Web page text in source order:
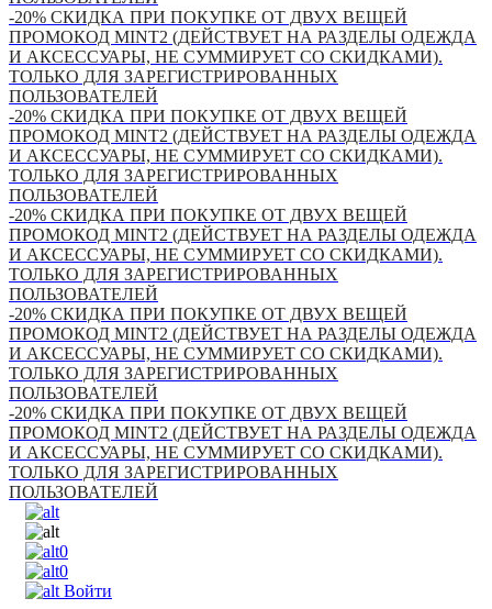
-20% СКИДКА ПРИ ПОКУПКЕ ОТ ДВУХ ВЕЩЕЙ
ПРОМОКОД MINT2 (ДЕЙСТВУЕТ НА РАЗДЕЛЫ ОДЕЖДА
И АКСЕССУАРЫ, НЕ СУММИРУЕТ СО СКИДКАМИ).
ТОЛЬКО ДЛЯ ЗАРЕГИСТРИРОВАННЫХ
ПОЛЬЗОВАТЕЛЕЙ
-20% СКИДКА ПРИ ПОКУПКЕ ОТ ДВУХ ВЕЩЕЙ
ПРОМОКОД MINT2 (ДЕЙСТВУЕТ НА РАЗДЕЛЫ ОДЕЖДА
И АКСЕССУАРЫ, НЕ СУММИРУЕТ СО СКИДКАМИ).
ТОЛЬКО ДЛЯ ЗАРЕГИСТРИРОВАННЫХ
ПОЛЬЗОВАТЕЛЕЙ
-20% СКИДКА ПРИ ПОКУПКЕ ОТ ДВУХ ВЕЩЕЙ
ПРОМОКОД MINT2 (ДЕЙСТВУЕТ НА РАЗДЕЛЫ ОДЕЖДА
И АКСЕССУАРЫ, НЕ СУММИРУЕТ СО СКИДКАМИ).
ТОЛЬКО ДЛЯ ЗАРЕГИСТРИРОВАННЫХ
ПОЛЬЗОВАТЕЛЕЙ
-20% СКИДКА ПРИ ПОКУПКЕ ОТ ДВУХ ВЕЩЕЙ
ПРОМОКОД MINT2 (ДЕЙСТВУЕТ НА РАЗДЕЛЫ ОДЕЖДА
И АКСЕССУАРЫ, НЕ СУММИРУЕТ СО СКИДКАМИ).
ТОЛЬКО ДЛЯ ЗАРЕГИСТРИРОВАННЫХ
ПОЛЬЗОВАТЕЛЕЙ
-20% СКИДКА ПРИ ПОКУПКЕ ОТ ДВУХ ВЕЩЕЙ
ПРОМОКОД MINT2 (ДЕЙСТВУЕТ НА РАЗДЕЛЫ ОДЕЖДА
И АКСЕССУАРЫ, НЕ СУММИРУЕТ СО СКИДКАМИ).
ТОЛЬКО ДЛЯ ЗАРЕГИСТРИРОВАННЫХ
ПОЛЬЗОВАТЕЛЕЙ
0
0
Войти